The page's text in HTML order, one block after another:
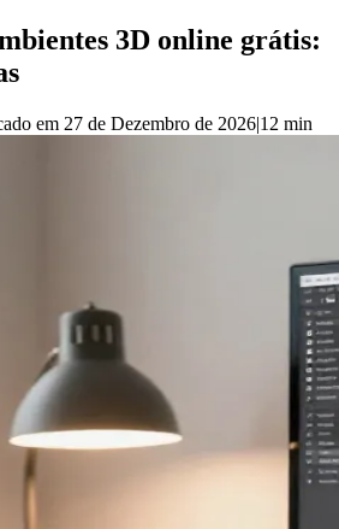
3D online grátis:
em 27 de Dezembro de 2026|12 min